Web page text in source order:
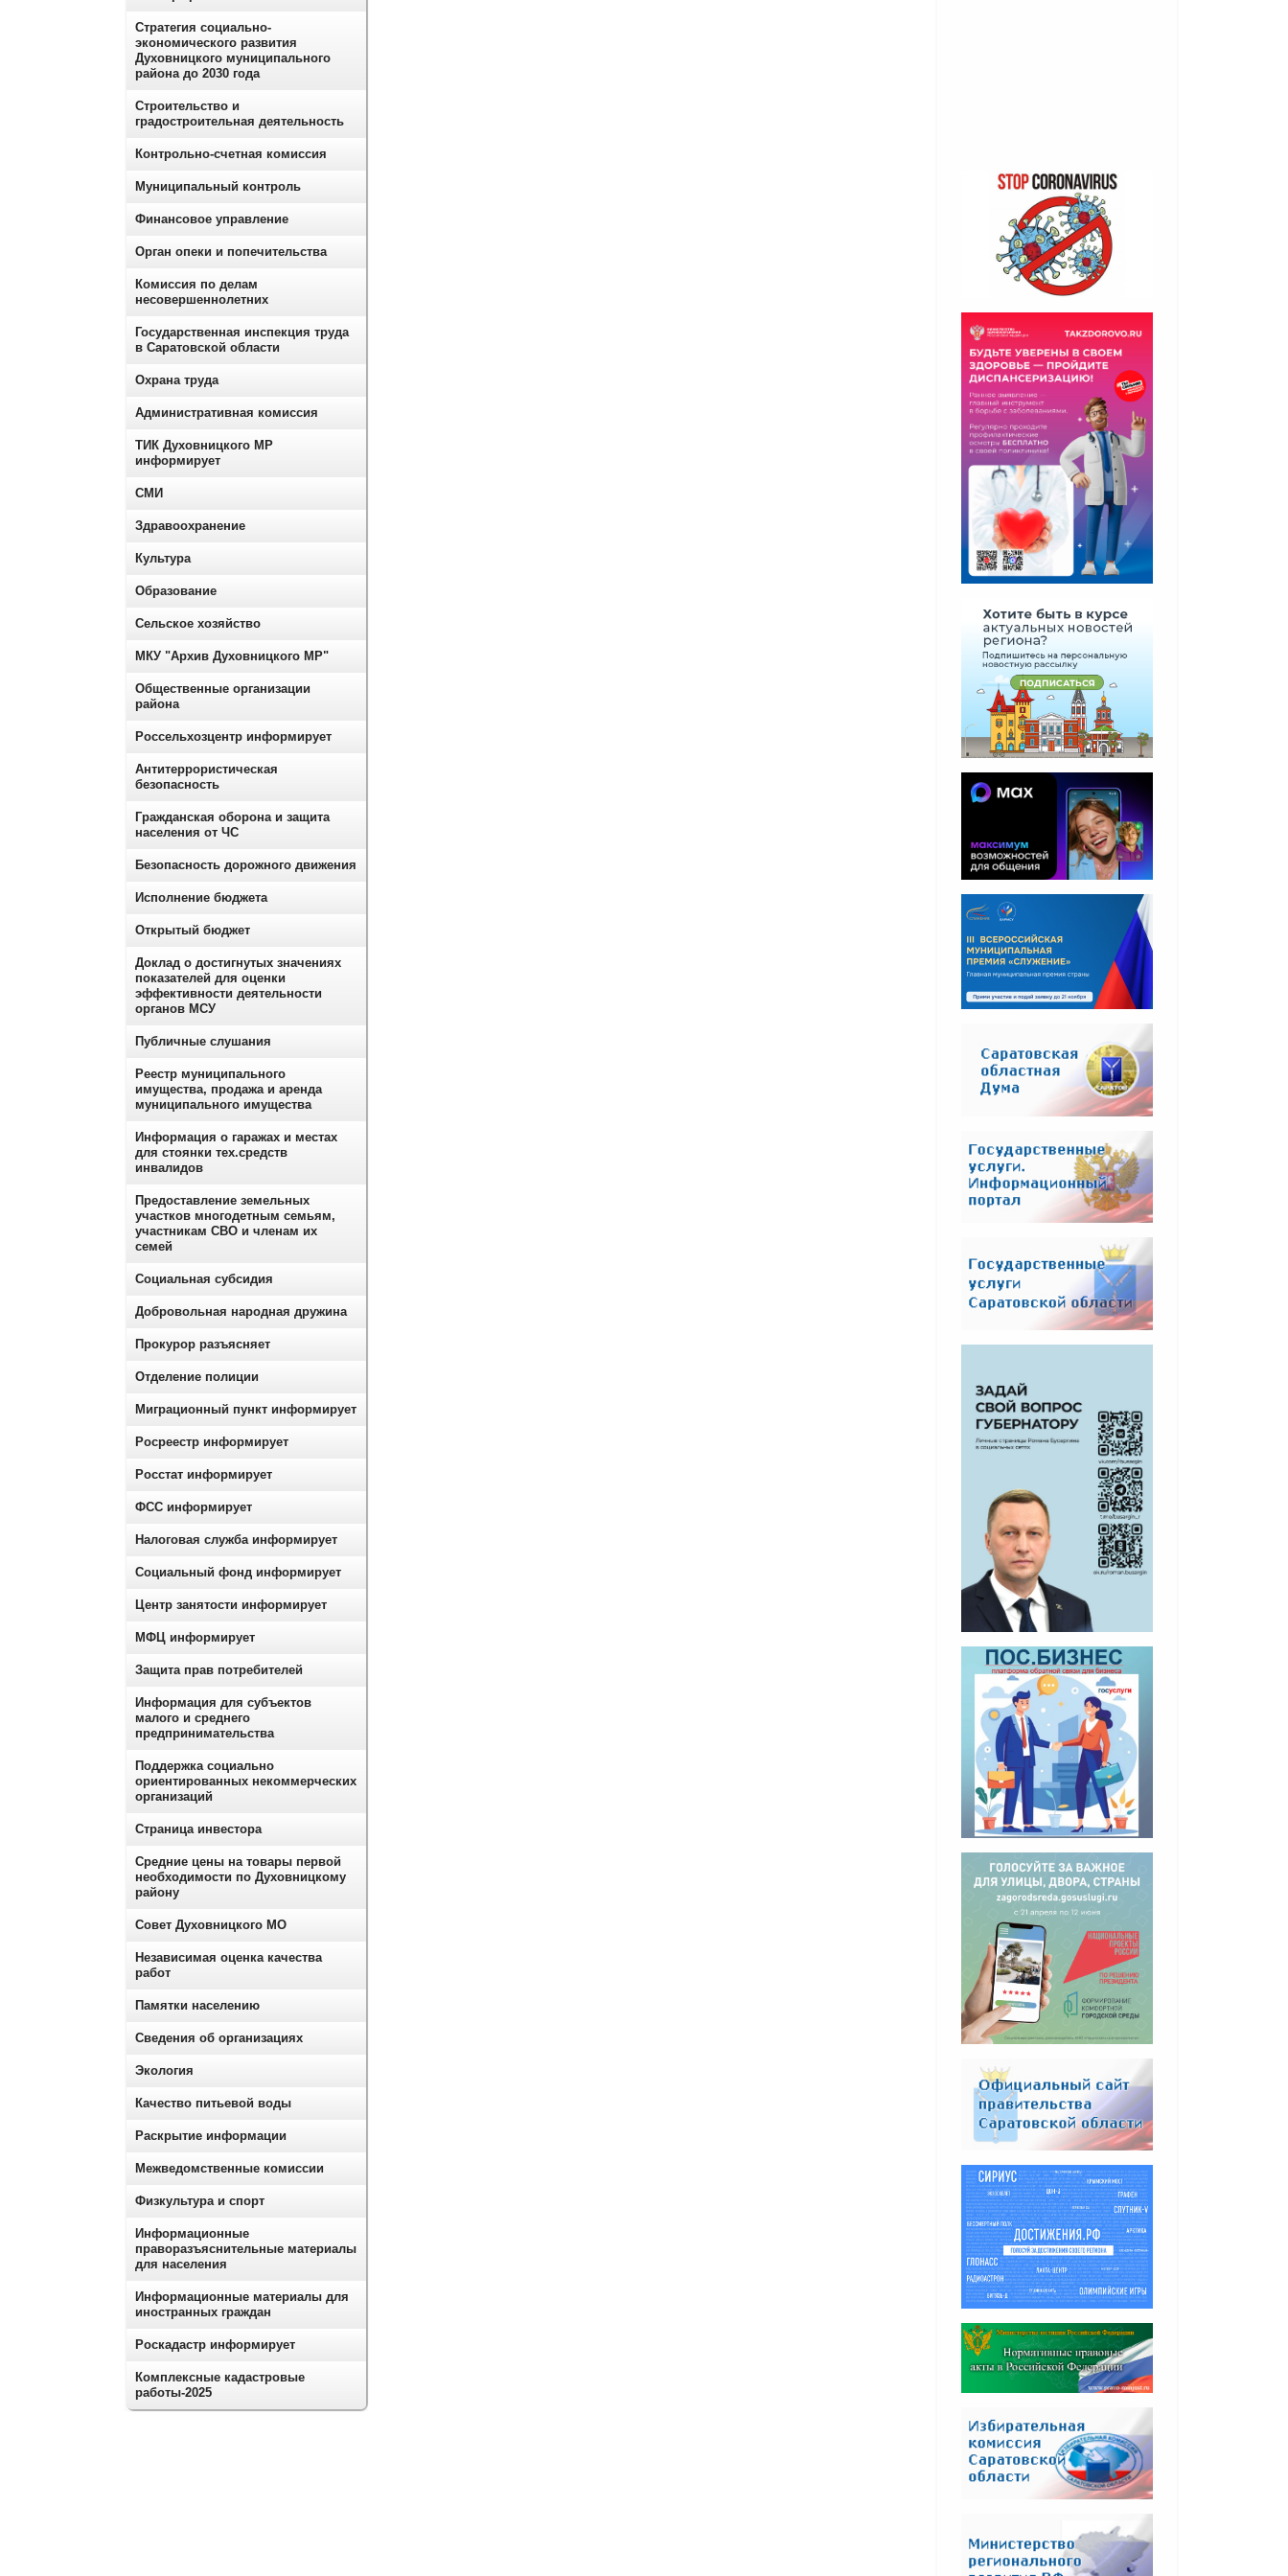
Стратегия социально-
экономического развития
Духовницкого муниципального
района до 2030 года
Строительство и
градостроительная деятельность
Контрольно-счетная комиссия
Муниципальный контроль
Финансовое управление
Орган опеки и попечительства
Комиссия по делам
несовершеннолетних
Государственная инспекция труда
в Саратовской области
Охрана труда
Административная комиссия
ТИК Духовницкого МР
информирует
СМИ
Здравоохранение
Культура
Образование
Сельское хозяйство
МКУ "Архив Духовницкого МР"
Общественные организации
района
Россельхозцентр информирует
Антитеррористическая
безопасность
Гражданская оборона и защита
населения от ЧС
Безопасность дорожного движения
Исполнение бюджета
Открытый бюджет
Доклад о достигнутых значениях
показателей для оценки
эффективности деятельности
органов МСУ
Публичные слушания
Реестр муниципального
имущества, продажа и аренда
муниципального имущества
Информация о гаражах и местах
для стоянки тех.средств
инвалидов
Предоставление земельных
участков многодетным семьям,
участникам СВО и членам их
семей
Социальная субсидия
Добровольная народная дружина
Прокурор разъясняет
Отделение полиции
Миграционный пункт информирует
Росреестр информирует
Росстат информирует
ФСС информирует
Налоговая служба информирует
Социальный фонд информирует
Центр занятости информирует
МФЦ информирует
Защита прав потребителей
Информация для субъектов
малого и среднего
предпринимательства
Поддержка социально
ориентированных некоммерческих
организаций
Страница инвестора
Средние цены на товары первой
необходимости по Духовницкому
району
Совет Духовницкого МО
Независимая оценка качества
работ
Памятки населению
Сведения об организациях
Экология
Качество питьевой воды
Раскрытие информации
Межведомственные комиссии
Физкультура и спорт
Информационные
праворазъяснительные материалы
для населения
Информационные материалы для
иностранных граждан
Роскадастр информирует
Комплексные кадастровые
работы-2025